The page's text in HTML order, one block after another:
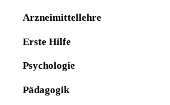
Arzneimittellehre
Erste Hilfe
Psychologie
Pädagogik